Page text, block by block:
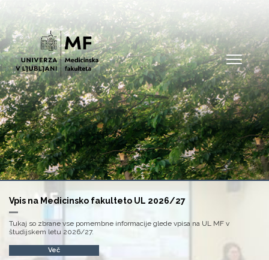
Open
Vpis na Medicinsko fakulteto UL 2026/27
Tukaj so zbrane vse pomembne informacije glede vpisa na UL MF v
študijskem letu 2026/27.
Več